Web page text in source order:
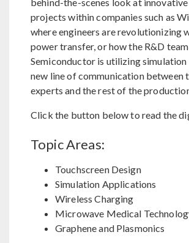
behind-the-scenes look at
projects within companies such as
where engineers are revolutionizing
power transfer, or how the R&D
Semiconductor is utilizing simulation
new line of communication between
experts and the rest of the
Click the button below to read the
Topic Areas:
Touchscreen Design
Simulation Applications
Wireless Charging
Microwave Medical
Graphene and Plasmonics